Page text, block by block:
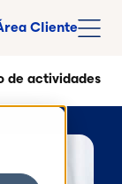
Cliente
de actividades